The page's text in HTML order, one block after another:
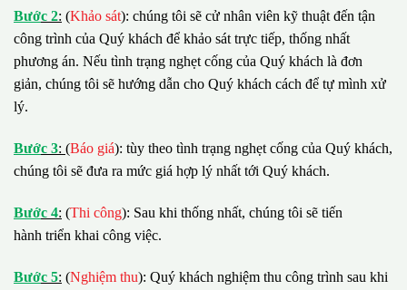
Bước 2: (Khảo sát): chúng tôi sẽ cử nhân viên kỹ thuật đến tận
công trình của Quý khách để khảo sát trực tiếp, thống nhất
phương án. Nếu tình trạng nghẹt cống của Quý khách là đơn
giản, chúng tôi sẽ hướng dẫn cho Quý khách cách để tự mình xử
lý.
Bước 3: (Báo giá): tùy theo tình trạng nghẹt cống của Quý khách,
chúng tôi sẽ đưa ra mức giá hợp lý nhất tới Quý khách.
Bước 4: (Thi công): Sau khi thống nhất, chúng tôi sẽ tiến
hành triển khai công việc.
Bước 5: (Nghiệm thu): Quý khách nghiệm thu công trình sau khi